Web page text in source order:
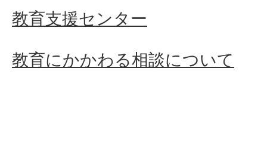
教育支援センター
教育にかかわる相談について